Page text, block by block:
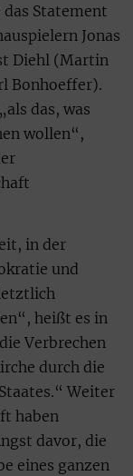
Statement
Jonas
Diehl (Martin
Bonhoeffer).
das, was
wollen“,
in der
und
heißt es in
Verbrechen
durch die
Weiter
haben
davor, die
eines ganzen